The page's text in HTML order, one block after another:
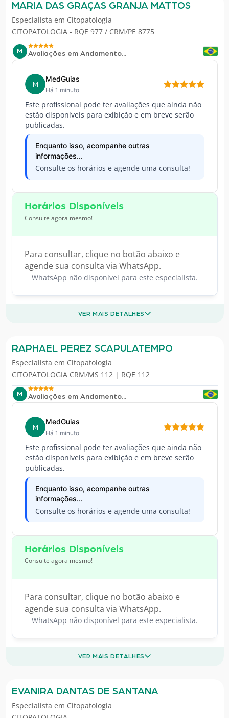
MARIA DAS GRAÇAS GRANJA MATTOS
Especialista em Citopatologia
CITOPATOLOGIA - RQE 977 / CRM/PE 8775
M Avaliações em Andamento...
M
MedGuias
Há 1 minuto
Este profissional pode ter avaliações que ainda não
estão disponíveis para exibição e em breve serão
publicadas.
Enquanto isso, acompanhe outras
informações...
Consulte os horários e agende uma consulta!
Horários Disponíveis
Consulte agora mesmo!
Para consultar, clique no botão abaixo e
agende sua consulta via WhatsApp.
WhatsApp não disponível para este especialista.
VER MAIS DETALHES
RAPHAEL PEREZ SCAPULATEMPO
Especialista em Citopatologia
CITOPATOLOGIA CRM/MS 112 | RQE 112
M Avaliações em Andamento...
M
MedGuias
Há 1 minuto
Este profissional pode ter avaliações que ainda não
estão disponíveis para exibição e em breve serão
publicadas.
Enquanto isso, acompanhe outras
informações...
Consulte os horários e agende uma consulta!
Horários Disponíveis
Consulte agora mesmo!
Para consultar, clique no botão abaixo e
agende sua consulta via WhatsApp.
WhatsApp não disponível para este especialista.
VER MAIS DETALHES
EVANIRA DANTAS DE SANTANA
Especialista em Citopatologia